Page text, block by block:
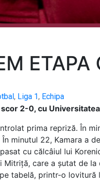
ETAPA
, Liga 1, Echipa
scor 2-0, cu
prima repriză. În
În minutul 22, Kamara a
cu călcâiul lui
Mitriță, care a șutat de
tabelă, printr-o lovitură